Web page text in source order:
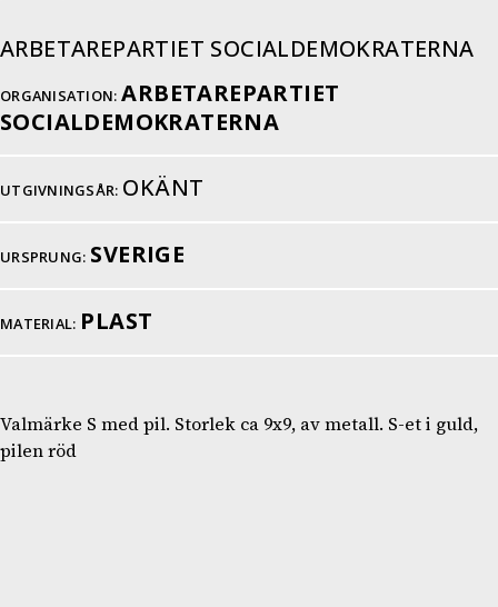
ARBETAREPARTIET SOCIALDEMOKRATERNA
ORGANISATION: ARBETAREPARTIET
SOCIALDEMOKRATERNA
UTGIVNINGSÅR: OKÄNT
URSPRUNG: SVERIGE
MATERIAL: PLAST
Valmärke S med pil. Storlek ca 9x9, av metall. S-et i guld,
pilen röd